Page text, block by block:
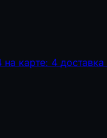
на карте: 4 доставка